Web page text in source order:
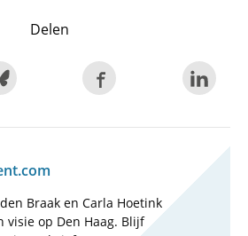
Delen
Braak en Carla Hoetink
visie op Den Haag. Blijf